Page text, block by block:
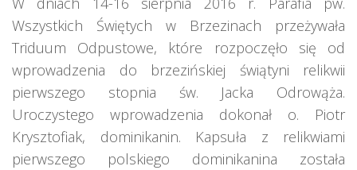
Wszystkich Świętych w Brzezinach przeżywała
Triduum Odpustowe, które rozpoczęło się od
wprowadzenia do brzezińskiej świątyni relikwii
pierwszego stopnia św. Jacka Odrowąża.
Uroczystego wprowadzenia dokonał o. Piotr
Krysztofiak, dominikanin. Kapsuła z relikwiami
pierwszego polskiego dominikanina została